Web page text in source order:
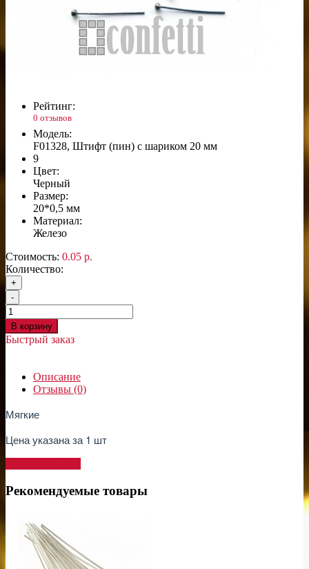
Рейтинг:
0 отзывов
Модель:
F01328, Штифт (пин) с шариком 20 мм
9
Цвет:
Черный
Размер:
20*0,5 мм
Материал:
Железо
Стоимость: 0.05 р.
Количество:
+
-
В корзину
Быстрый заказ
Описание
Отзывы (0)
Мягкие
Цена указана за 1 шт
Рекомендуемые товары